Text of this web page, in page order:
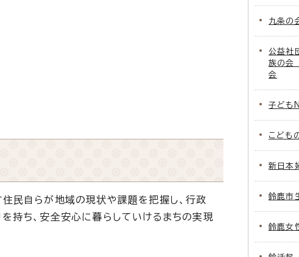
民自らが地域の現状や課題を把握し、行政
持ち、安全安心に暮らしていけるまちの実現
九条の
公益社
族の会
会
子ども
こども
新日本
鈴鹿市
鈴鹿女